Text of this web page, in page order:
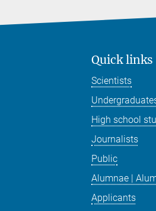
Quick links
Scientists
High school
Journalists
Public
Alumnae |
Applicants